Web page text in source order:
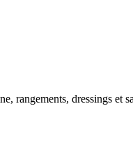
rangements, dressings